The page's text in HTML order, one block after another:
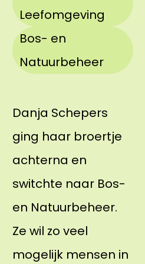
Leefomgeving
Bos- en
Natuurbeheer
Danja Schepers
ging haar broertje
achterna en
switchte naar Bos-
en Natuurbeheer.
Ze wil zo veel
mogelijk mensen in